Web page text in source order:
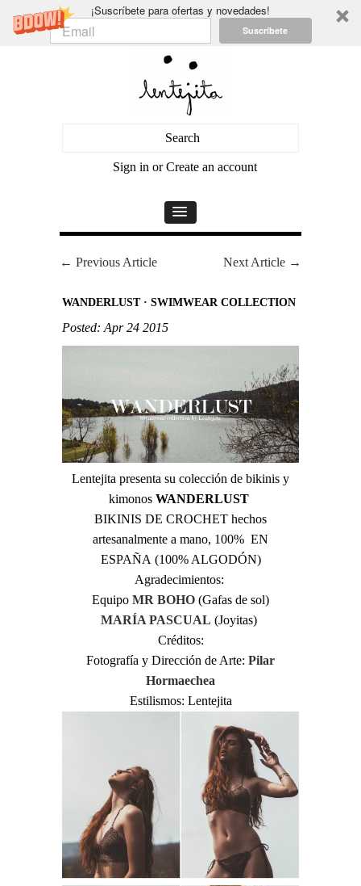
¡Suscríbete para ofertas y novedades!
Suscríbete
Sign in orCreate an account
← Previous Article Next Article →
WANDERLUST · SWIMWEAR COLLECTION
Posted: Apr 24 2015
Lentejita presenta su colección de bikinis y
kimonos WANDERLUST
BIKINIS DE CROCHET hechos
artesanalmente a mano, 100% EN
ESPAÑA (100% ALGODÓN)
Agradecimientos:
Equipo MR BOHO (Gafas de sol)
MARÍA PASCUAL (Joyitas)
Créditos:
Fotografía y Dirección de Arte: Pilar
Hormaechea
Estilismos: Lentejita